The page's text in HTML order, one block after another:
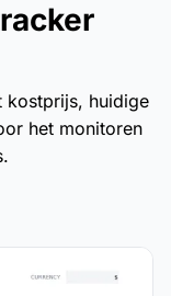
kostprijs, huidige
het monitoren